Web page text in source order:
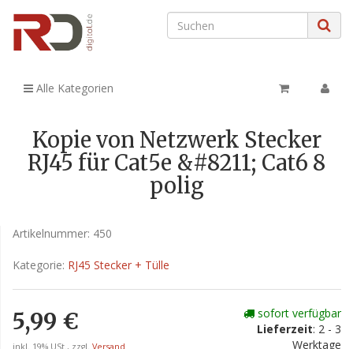
Alle Kategorien
Kopie von Netzwerk Stecker
RJ45 für Cat5e &#8211; Cat6 8
polig
Artikelnummer: 450
Kategorie: RJ45 Stecker + Tülle
5,99 €
inkl. 19% USt., zzgl. Versand
sofort verfügbar
Lieferzeit: 2 - 3
Werktage